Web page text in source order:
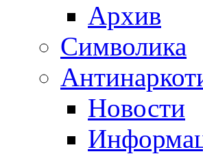
Архив
Символика
Новости